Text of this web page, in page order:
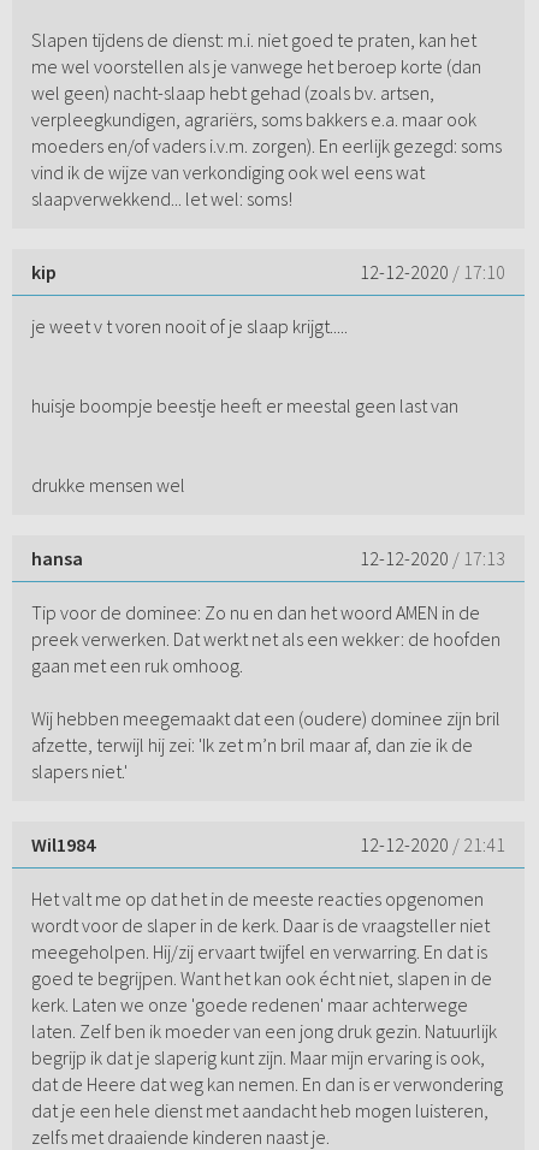
Slapen tijdens de dienst: m.i. niet goed te praten, kan het
me wel voorstellen als je vanwege het beroep korte (dan
wel geen) nacht-slaap hebt gehad (zoals bv. artsen,
verpleegkundigen, agrariërs, soms bakkers e.a. maar ook
moeders en/of vaders i.v.m. zorgen). En eerlijk gezegd: soms
vind ik de wijze van verkondiging ook wel eens wat
slaapverwekkend... let wel: soms!
kip 12-12-2020 / 17:10
je weet v t voren nooit of je slaap krijgt.....
huisje boompje beestje heeft er meestal geen last van
drukke mensen wel
hansa 12-12-2020 / 17:13
Tip voor de dominee: Zo nu en dan het woord AMEN in de
preek verwerken. Dat werkt net als een wekker: de hoofden
gaan met een ruk omhoog.
Wij hebben meegemaakt dat een (oudere) dominee zijn bril
afzette, terwijl hij zei: 'Ik zet m’n bril maar af, dan zie ik de
slapers niet.'
Wil1984 12-12-2020 / 21:41
Het valt me op dat het in de meeste reacties opgenomen
wordt voor de slaper in de kerk. Daar is de vraagsteller niet
meegeholpen. Hij/zij ervaart twijfel en verwarring. En dat is
goed te begrijpen. Want het kan ook écht niet, slapen in de
kerk. Laten we onze 'goede redenen' maar achterwege
laten. Zelf ben ik moeder van een jong druk gezin. Natuurlijk
begrijp ik dat je slaperig kunt zijn. Maar mijn ervaring is ook,
dat de Heere dat weg kan nemen. En dan is er verwondering
dat je een hele dienst met aandacht heb mogen luisteren,
zelfs met draaiende kinderen naast je.